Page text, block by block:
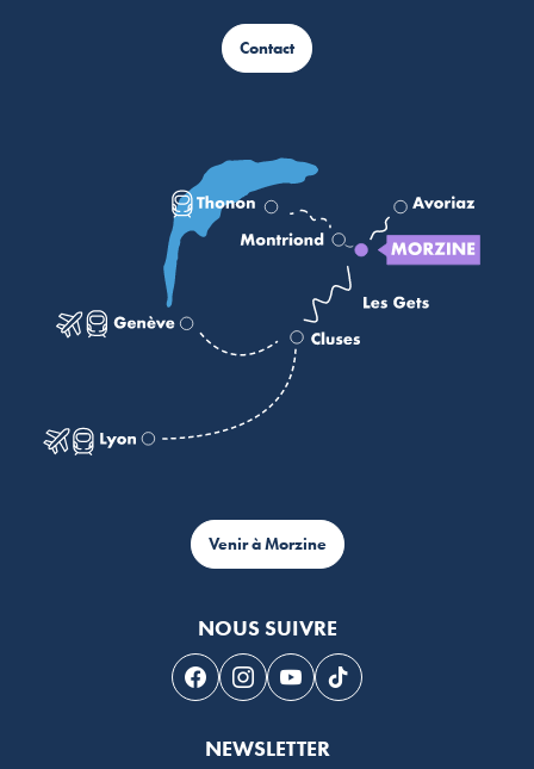
Contact
Venir à Morzine
NOUS SUIVRE
Suivez-nous sur Facebook
Suivez-nous sur Instagram
Suivez-nous sur Youtube
Suivez-nous sur
NEWSLETTER